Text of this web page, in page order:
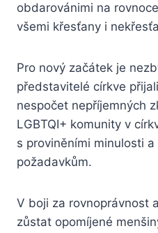
obdarovánimi na
všemi křesťany i
Pro nový začátek je
představitelé církve
nespočet nepříjemných
LGBTQI+ komunity v
s proviněními minulosti
požadavkům.
V boji za rovnoprávnost
zůstat opomíjené